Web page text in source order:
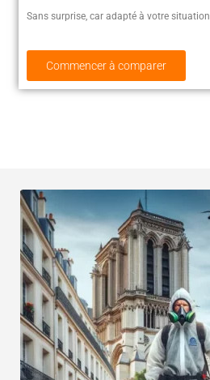
Sans surprise, car adapté à votre situation
Commencer à comparer